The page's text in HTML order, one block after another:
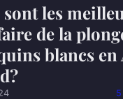
sont les
de la
blancs